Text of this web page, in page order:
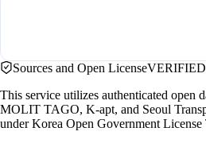
Sources and Open LicenseVERIFIED
This service utilizes authenticated open
MOLIT TAGO, K-apt, and Seoul
under Korea Open Government License